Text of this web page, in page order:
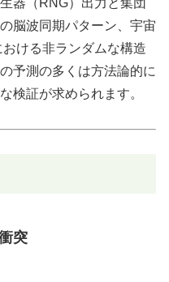
器（RNG）出力と集団
脳波同期パターン、宇宙
ける非ランダムな構造
予測の多くは方法論的に
検証が求められます。
突